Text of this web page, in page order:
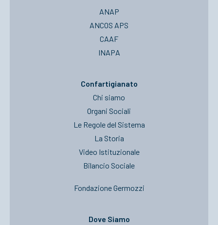
ANAP
ANCOS APS
CAAF
INAPA
Confartigianato
Chi siamo
Organi Sociali
Le Regole del Sistema
La Storia
Video Istituzionale
Bilancio Sociale
Fondazione Germozzi
Dove Siamo